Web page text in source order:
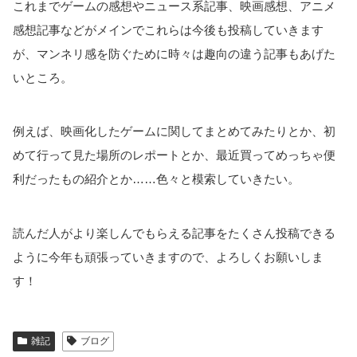
これまでゲームの感想やニュース系記事、映画感想、アニメ
感想記事などがメインでこれらは今後も投稿していきます
が、マンネリ感を防ぐために時々は趣向の違う記事もあげた
いところ。
例えば、映画化したゲームに関してまとめてみたりとか、初
めて行って見た場所のレポートとか、最近買ってめっちゃ便
利だったもの紹介とか……色々と模索していきたい。
読んだ人がより楽しんでもらえる記事をたくさん投稿できる
ように今年も頑張っていきますので、よろしくお願いしま
す！
雑記 ブログ